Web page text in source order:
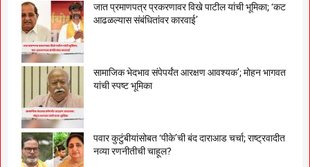
जात प्रमाणपत्र प्रकरणावर विखे पाटील यांची भूमिका; ‘कट
आढळल्यास संबंधितांवर कारवाई’
सामाजिक भेदभाव संपेपर्यंत आरक्षण आवश्यक’; मोहन भागवत
यांची स्पष्ट भूमिका
पवार कुटुंबीयांसोबत ‘पीके’ची बंद दाराआड चर्चा; राष्ट्रवादीत
नव्या रणनीतीची चाहूल?